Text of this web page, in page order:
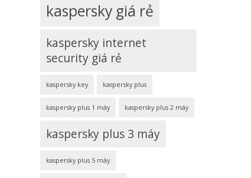
kaspersky giá rẻ
kaspersky internet
security giá rẻ
kaspersky key kaspersky plus
kaspersky plus 1 máy kaspersky plus 2 máy
kaspersky plus 3 máy
kaspersky plus 5 máy